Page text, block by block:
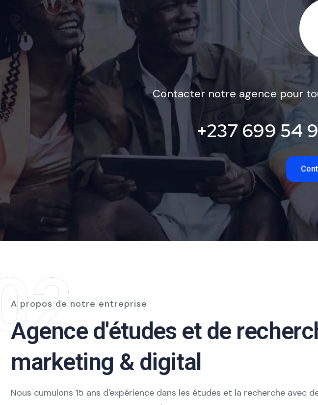
Contacter notre agence pour
+237 699 54
A propos de notre entreprise
Agence d'études et de
marketing & digital
Nous cumulons 15 ans d'expérience dans les études et la recherche avec